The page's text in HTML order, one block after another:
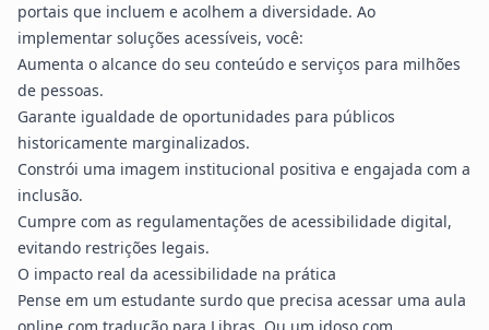
portais que incluem e acolhem a diversidade. Ao
implementar soluções acessíveis, você:
Aumenta o alcance do seu conteúdo e serviços para milhões
de pessoas.
Garante igualdade de oportunidades para públicos
historicamente marginalizados.
Constrói uma imagem institucional positiva e engajada com a
inclusão.
Cumpre com as regulamentações de acessibilidade digital,
evitando restrições legais.
O impacto real da acessibilidade na prática
Pense em um estudante surdo que precisa acessar uma aula